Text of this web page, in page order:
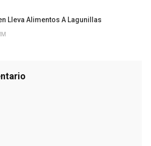
Lleva Alimentos A Lagunillas